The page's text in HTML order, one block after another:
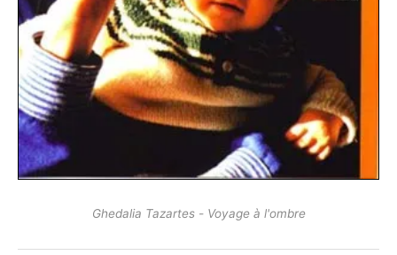
Ghedalia Tazartes - Voyage à l'ombre